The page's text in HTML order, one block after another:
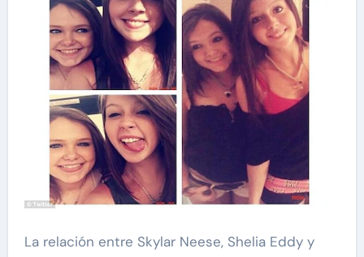
La relación entre Skylar Neese, Shelia Eddy y